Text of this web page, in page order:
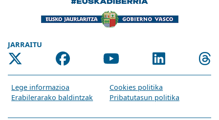
JARRAITU
Lege informazioa
Cookies politika
Erabilerarako baldintzak
Pribatutasun politika